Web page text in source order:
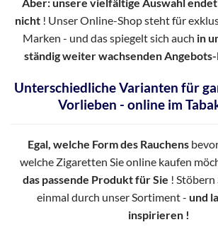
nicht! Unser Online-Shop steht für
Marken - und das spiegelt sich auch in
ständig weiter wachsenden
Unterschiedliche Varianten für
Vorlieben - online im
Egal, welche Form des Rauchens
welche Zigaretten Sie online kaufen
das passende Produkt für Sie ! Stöbern
einmal durch unser Sortiment - und
inspirieren !